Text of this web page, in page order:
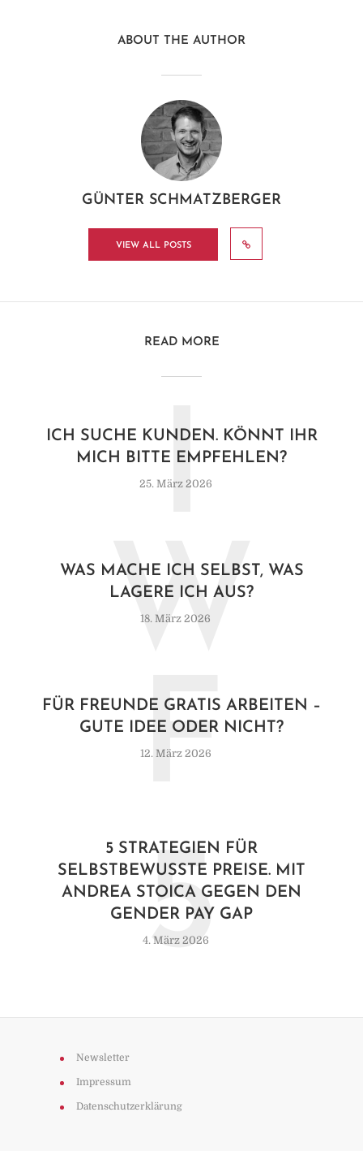
ABOUT THE AUTHOR
GÜNTER SCHMATZBERGER
VIEW ALL POSTS
READ MORE
ICH SUCHE KUNDEN. KÖNNT IHR
MICH BITTE EMPFEHLEN?
25. März 2026
I
WAS MACHE ICH SELBST, WAS
LAGERE ICH AUS?
18. März 2026
W
FÜR FREUNDE GRATIS ARBEITEN –
GUTE IDEE ODER NICHT?
12. März 2026
F
5 STRATEGIEN FÜR
SELBSTBEWUSSTE PREISE. MIT
ANDREA STOICA GEGEN DEN
GENDER PAY GAP
4. März 2026
5
Newsletter
Impressum
Datenschutzerklärung